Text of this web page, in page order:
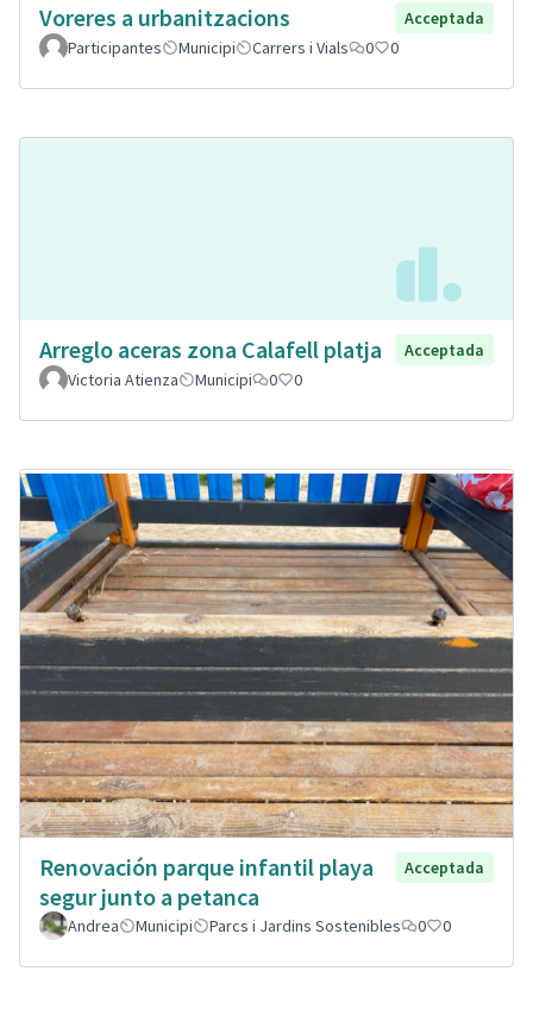
Voreres a urbanitzacions
Acceptada
Participantes
Municipi Carrers i Vials 0 0
Arreglo aceras zona Calafell platja
Acceptada
Victoria Atienza
Municipi 0 0
Renovación parque infantil playa
segur junto a petanca
Acceptada
Andrea Municipi Parcs i Jardins Sostenibles 0 0